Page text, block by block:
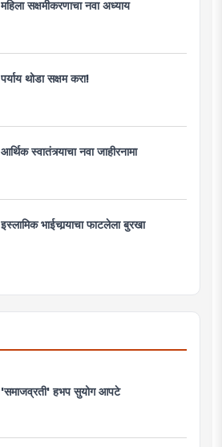
महिला सक्षमीकरणाचा नवा अध्याय
पर्याय थोडा सक्षम करा!
आर्थिक स्वातंत्र्याचा नवा जाहीरनामा
इस्लामिक भाईचार्‍याचा फाटलेला बुरखा
'समाजव्रती' हभप सुयोग आपटे